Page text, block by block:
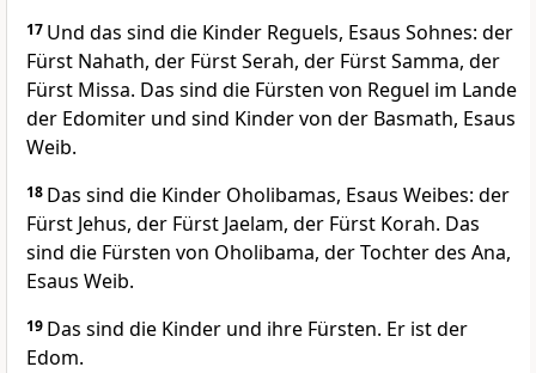
17 Und das sind die Kinder Reguels, Esaus Sohnes: der
Fürst Nahath, der Fürst Serah, der Fürst Samma, der
Fürst Missa. Das sind die Fürsten von Reguel im Lande
der Edomiter und sind Kinder von der Basmath, Esaus
Weib.
18 Das sind die Kinder Oholibamas, Esaus Weibes: der
Fürst Jehus, der Fürst Jaelam, der Fürst Korah. Das
sind die Fürsten von Oholibama, der Tochter des Ana,
Esaus Weib.
19 Das sind die Kinder und ihre Fürsten. Er ist der
Edom.